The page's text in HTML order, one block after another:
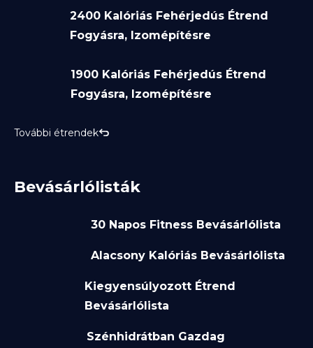
2400 Kalóriás Fehérjedús Étrend
Fogyásra, Izomépítésre
1900 Kalóriás Fehérjedús Étrend
Fogyásra, Izomépítésre
További étrendek
Bevásárlólisták
30 Napos Fitness Bevásárlólista
Alacsony Kalóriás Bevásárlólista
Kiegyensúlyozott Étrend
Bevásárlólista
Szénhidrátban Gazdag